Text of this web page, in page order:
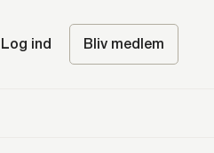
Log ind Bliv medlem